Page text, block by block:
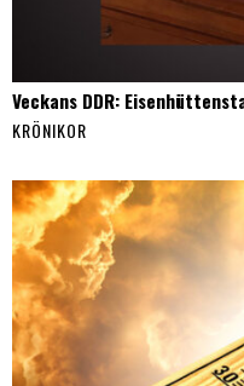
Veckans DDR:
KRÖNIKOR